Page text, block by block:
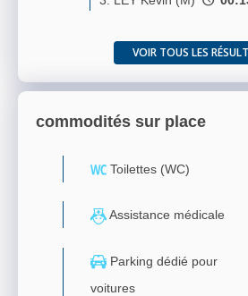
VOIR TOUS LES
commodités sur place
Toilettes (WC)
Assistance médicale
Parking dédié pour
voitures